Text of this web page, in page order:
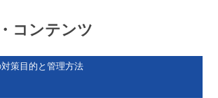
コンテンツ
策目的と管理方法